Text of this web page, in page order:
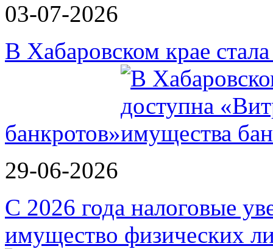
03-07-2026
В Хабаровском крае
банкротов»
29-06-2026
С 2026 года налоговые
имущество физических